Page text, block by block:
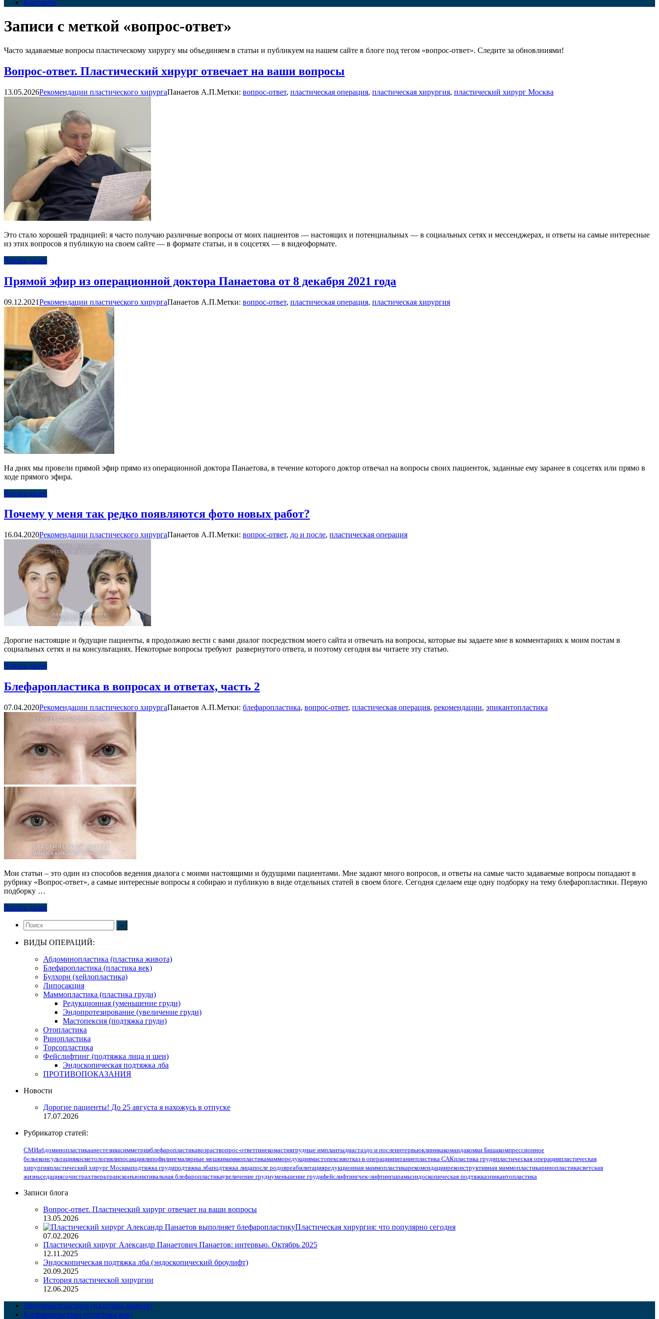
Контакты
Записи с меткой «вопрос-ответ»
Часто задаваемые вопросы пластическому хирургу мы объединяем в статьи и публикуем на нашем сайте в блоге под тегом «вопрос-ответ». Следите за обновлниями!
Вопрос-ответ. Пластический хирург отвечает на ваши вопросы
13.05.2026Рекомендации пластического хирургаПанаетов А.П.Метки: вопрос-ответ, пластическая операция, пластическая хирургия, пластический хирург Москва
Это стало хорошей традицией: я часто получаю различные вопросы от моих пациентов — настоящих и потенциальных — в социальных сетях и мессенджерах, и ответы на самые интересные
из этих вопросов я публикую на своем сайте — в формате статьи, и в соцсетях — в видеоформате.
Читать далее
Прямой эфир из операционной доктора Панаетова от 8 декабря 2021 года
09.12.2021Рекомендации пластического хирургаПанаетов А.П.Метки: вопрос-ответ, пластическая операция, пластическая хирургия
На днях мы провели прямой эфир прямо из операционной доктора Панаетова, в течение которого доктор отвечал на вопросы своих пациенток, заданные ему заранее в соцсетях или прямо в
ходе прямого эфира.
Читать далее
Почему у меня так редко появляются фото новых работ?
16.04.2020Рекомендации пластического хирургаПанаетов А.П.Метки: вопрос-ответ, до и после, пластическая операция
Дорогие настоящие и будущие пациенты, я продолжаю вести с вами диалог посредством моего сайта и отвечать на вопросы, которые вы задаете мне в комментариях к моим постам в
социальных сетях и на консультациях. Некоторые вопросы требуют развернутого ответа, и поэтому сегодня вы читаете эту статью.
Читать далее
Блефаропластика в вопросах и ответах, часть 2
07.04.2020Рекомендации пластического хирургаПанаетов А.П.Метки: блефаропластика, вопрос-ответ, пластическая операция, рекомендации, эпикантопластика
Мои статьи – это один из способов ведения диалога с моими настоящими и будущими пациентами. Мне задают много вопросов, и ответы на самые часто задаваемые вопросы попадают в
рубрику «Вопрос-ответ», а самые интересные вопросы я собираю и публикую в виде отдельных статей в своем блоге. Сегодня сделаем еще одну подборку на тему блефаропластики. Первую
подборку …
Читать далее
ВИДЫ ОПЕРАЦИЙ:
Абдоминопластика (пластика живота)
Блефаропластика (пластика век)
Булхорн (хейлопластика)
Липосакция
Маммопластика (пластика груди)
Редукционная (уменьшение груди)
Эндопротезирование (увеличение груди)
Мастопексия (подтяжка груди)
Отопластика
Ринопластика
Торсопластика
Фейслифтинг (подтяжка лица и шеи)
Эндоскопическая подтяжка лба
ПРОТИВОПОКАЗАНИЯ
Новости
Дорогие пациенты! До 25 августа я нахожусь в отпуске
17.07.2026
Рубрикатор статей:
СМИабдоминопластикаанестезияасимметрияблефаропластикавозраствопрос-ответгинекомастиягрудные имплантыдиастаздо и послеинтервьюклиникакомандакомки Бишакомпрессионное
бельеконсультациякосметологиялипосакциялипофилингмалярные мешкимаммопластикамамморедукциямастопексияотказ в операциипитаниепластика САКпластика грудипластическая операцияпластическая
хирургияпластический хирург Москваподтяжка грудиподтяжка лбаподтяжка лицапосле родовреабилитацияредукционная маммопластикарекомендацииреконструктивная маммопластикаринопластикасветская
жизньседациясочистрахтверьтрансконъюнктивальная блефаропластикаувеличение грудиуменьшение грудифейслифтингчек-лифтингшрамыэндоскопическая подтяжкаэпикантопластика
Записи блога
Вопрос-ответ. Пластический хирург отвечает на ваши вопросы
13.05.2026
Пластическая хирургия: что популярно сегодня
07.02.2026
Пластический хирург Александр Панаетович Панаетов: интервью. Октябрь 2025
12.11.2025
Эндоскопическая подтяжка лба (эндоскопический броулифт)
20.09.2025
История пластической хирургии
12.06.2025
Абдоминопластика (пластика живота)
Блефаропластика (пластика век)